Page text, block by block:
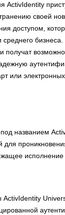
ActivIdentity
своей
доступом,
среднего
получат
или
под названием
для